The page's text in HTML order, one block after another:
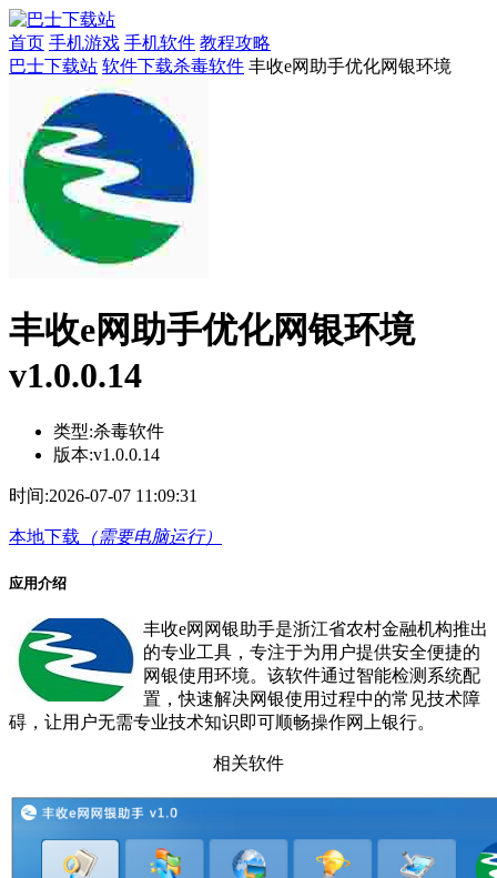
首页 手机游戏 手机软件 教程攻略
巴士下载站 软件下载杀毒软件 丰收e网助手优化网银环境
丰收e网助手优化网银环境
v1.0.0.14
类型:杀毒软件
版本:v1.0.0.14
时间:2026-07-07 11:09:31
本地下载 （需要电脑运行）
应用介绍
丰收e网网银助手是浙江省农村金融机构推出
的专业工具，专注于为用户提供安全便捷的
网银使用环境。该软件通过智能检测系统配
置，快速解决网银使用过程中的常见技术障
碍，让用户无需专业技术知识即可顺畅操作网上银行。
相关软件